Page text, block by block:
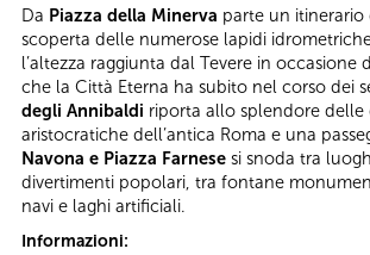
Da Piazza della Minerva parte un
scoperta delle numerose lapidi
l’altezza raggiunta dal Tevere in occasione
che la Città Eterna ha subito nel corso dei
degli Annibaldi riporta allo splendore delle
aristocratiche dell’antica Roma e una
Navona e Piazza Farnese si snoda tra
divertimenti popolari, tra fontane
navi e laghi artificiali.
Informazioni: